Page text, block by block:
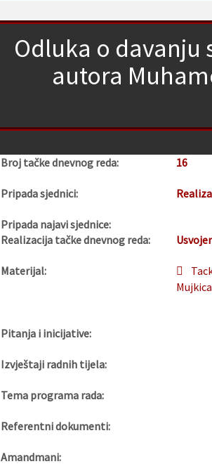
Odluka o davanju
autora
Broj tačke dnevnog reda: 16
Pripada sjednici:
Pripada najavi sjednice:
Realizacija tačke dnevnog reda:
Materijal:
Pitanja i inicijative:
Izvještaji radnih tijela:
Tema programa rada:
Referentni dokumenti:
Amandmani: